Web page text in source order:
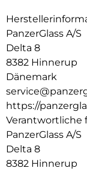
Orange. Und klar
perfekt. Der
schützt dein
stark, echt du.
Der Global
internationale
Materialien
chemische
PanzerGlass A/S
Delta 8
8382 Hinnerup
Dänemark
https://
Verantwortliche
PanzerGlass A/S
Delta 8
8382 Hinnerup